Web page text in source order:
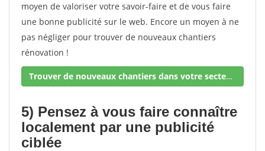
moyen de valoriser votre savoir-faire et de vous faire
une bonne publicité sur le web. Encore un moyen à ne
pas négliger pour trouver de nouveaux chantiers
rénovation !
Trouver de nouveaux chantiers dans votre secteur !
5) Pensez à vous faire connaître
localement par une publicité
ciblée